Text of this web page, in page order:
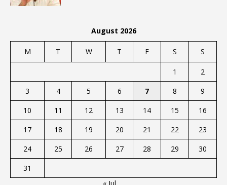
August 2026
M T W T F S S
1
2
3
4 5 6 7 8
9
10
11 12 13 14 15
16
17
18 19 20 21 22
23
24
25 26 27 28 29
30
31